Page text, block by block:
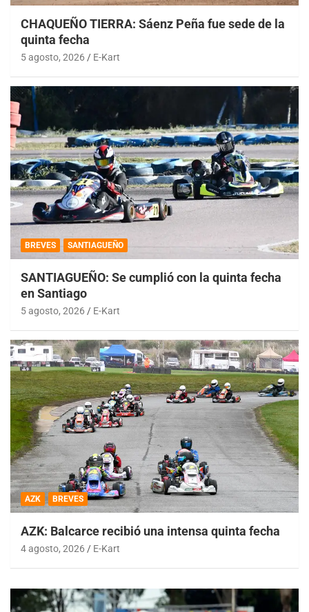
CHAQUEÑO TIERRA: Sáenz Peña fue sede de la
quinta fecha
5 agosto, 2026 E-Kart
BREVES SANTIAGUEÑO
SANTIAGUEÑO: Se cumplió con la quinta fecha
en Santiago
5 agosto, 2026 E-Kart
AZK BREVES
AZK: Balcarce recibió una intensa quinta fecha
4 agosto, 2026 E-Kart